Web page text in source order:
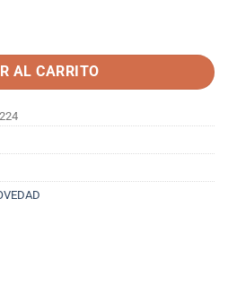
AL CARRITO